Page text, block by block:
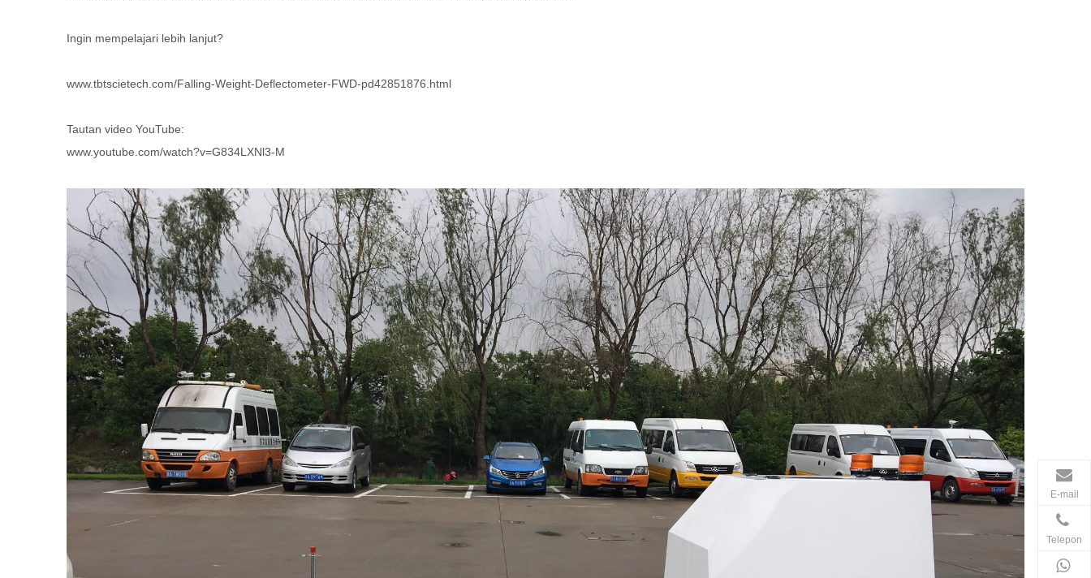
Ingin mempelajari lebih lanjut?
www.tbtscietech.com/Falling-Weight-Deflectometer-FWD-pd42851876.html
Tautan video YouTube:
www.youtube.com/watch?v=G834LXNl3-M
E-mail
Telepon